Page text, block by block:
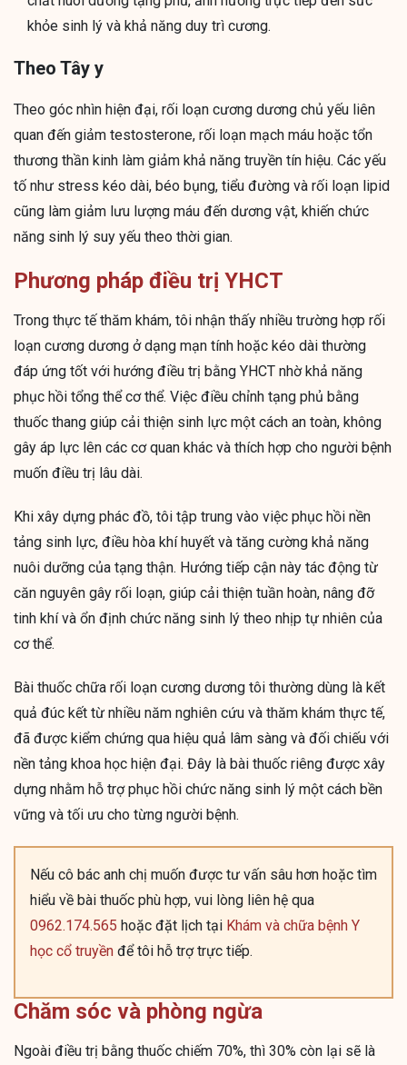
khỏe sinh lý và khả năng duy trì cương.
Theo Tây y
Theo góc nhìn hiện đại, rối loạn cương dương chủ yếu liên
quan đến giảm testosterone, rối loạn mạch máu hoặc tổn
thương thần kinh làm giảm khả năng truyền tín hiệu. Các yếu
tố như stress kéo dài, béo bụng, tiểu đường và rối loạn lipid
cũng làm giảm lưu lượng máu đến dương vật, khiến chức
năng sinh lý suy yếu theo thời gian.
Phương pháp điều trị YHCT
Trong thực tế thăm khám, tôi nhận thấy nhiều trường hợp rối
loạn cương dương ở dạng mạn tính hoặc kéo dài thường
đáp ứng tốt với hướng điều trị bằng YHCT nhờ khả năng
phục hồi tổng thể cơ thể. Việc điều chỉnh tạng phủ bằng
thuốc thang giúp cải thiện sinh lực một cách an toàn, không
gây áp lực lên các cơ quan khác và thích hợp cho người bệnh
muốn điều trị lâu dài.
Khi xây dựng phác đồ, tôi tập trung vào việc phục hồi nền
tảng sinh lực, điều hòa khí huyết và tăng cường khả năng
nuôi dưỡng của tạng thận. Hướng tiếp cận này tác động từ
căn nguyên gây rối loạn, giúp cải thiện tuần hoàn, nâng đỡ
tinh khí và ổn định chức năng sinh lý theo nhịp tự nhiên của
cơ thể.
Bài thuốc chữa rối loạn cương dương tôi thường dùng là kết
quả đúc kết từ nhiều năm nghiên cứu và thăm khám thực tế,
đã được kiểm chứng qua hiệu quả lâm sàng và đối chiếu với
nền tảng khoa học hiện đại. Đây là bài thuốc riêng được xây
dựng nhằm hỗ trợ phục hồi chức năng sinh lý một cách bền
vững và tối ưu cho từng người bệnh.
Nếu cô bác anh chị muốn được tư vấn sâu hơn hoặc tìm
hiểu về bài thuốc phù hợp, vui lòng liên hệ qua
0962.174.565 hoặc đặt lịch tại Khám và chữa bệnh Y
học cổ truyền để tôi hỗ trợ trực tiếp.
Chăm sóc và phòng ngừa
Ngoài điều trị bằng thuốc chiếm 70%, thì 30% còn lại sẽ là